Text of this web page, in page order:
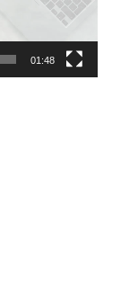
01:48